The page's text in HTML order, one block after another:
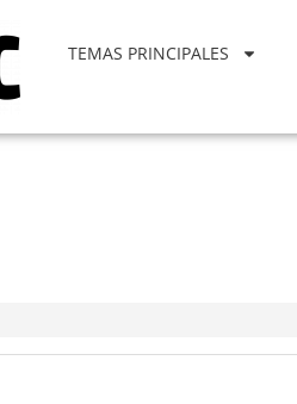
TEMAS PRINCIPALES